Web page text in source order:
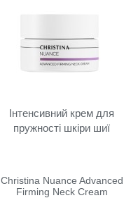
Інтенсивний крем для
пружності шкіри шиї
Christina Nuance Advanced
Firming Neck Cream